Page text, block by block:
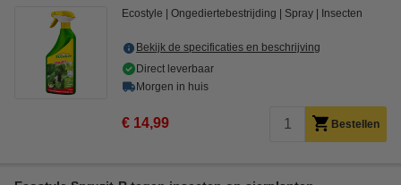
Ecostyle Ongediertebestrijding Spray Insecten
Bekijk de specificaties en beschrijving
Direct leverbaar
Morgen in huis
€ 14,99 Bestellen